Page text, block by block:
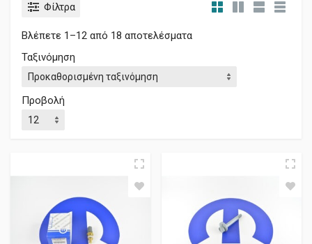
Φίλτρα
Βλέπετε 1–12 από 18 αποτελέσματα
Ταξινόμηση
Προβολή